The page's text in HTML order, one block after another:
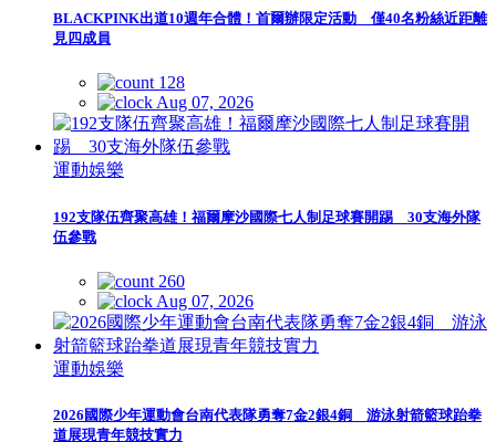
BLACKPINK出道10週年合體！首爾辦限定活動 僅40名粉絲近距離
見四成員
128
Aug 07, 2026
運動娛樂
192支隊伍齊聚高雄！福爾摩沙國際七人制足球賽開踢 30支海外隊
伍參戰
260
Aug 07, 2026
運動娛樂
2026國際少年運動會台南代表隊勇奪7金2銀4銅 游泳射箭籃球跆拳
道展現青年競技實力